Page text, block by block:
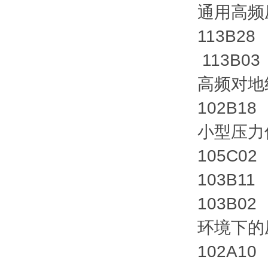
通用高
113B03
高频对
小型压
103B11
环境下